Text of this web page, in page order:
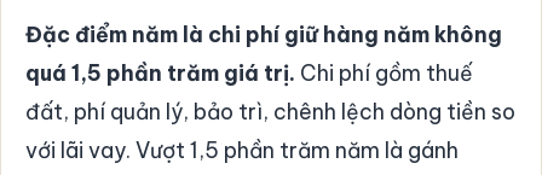
Đặc điểm năm là chi phí giữ hàng năm không
quá 1,5 phần trăm giá trị. Chi phí gồm thuế
đất, phí quản lý, bảo trì, chênh lệch dòng tiền so
với lãi vay. Vượt 1,5 phần trăm năm là gánh